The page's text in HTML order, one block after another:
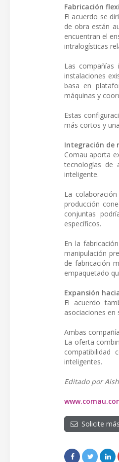
Fabricación
El acuerdo se
de obra están
encuentran el
intralogísticas
Las
instalaciones
basa en
máquinas y
Estas
más cortos y
Integración de
Comau aporta
tecnologías de
inteligente.
La
producción
conjuntas
específicos.
En la
manipulación
de fabricación
empaquetado
Expansión
El acuerdo
asociaciones en
Ambas
La oferta
compatibilidad
inteligentes.
Editado por
Solicite